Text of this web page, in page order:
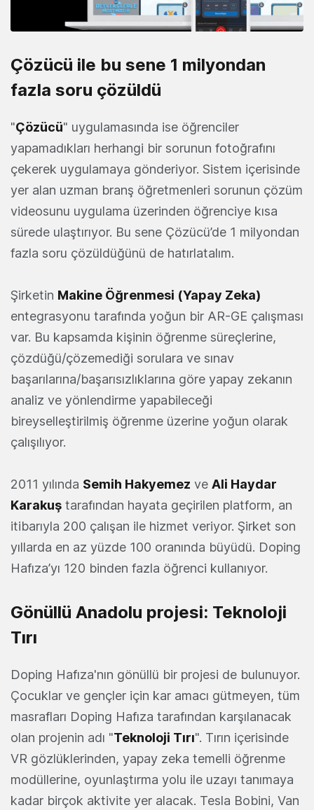
Çözücü ile bu sene 1 milyondan
fazla soru çözüldü
"Çözücü" uygulamasında ise öğrenciler
yapamadıkları herhangi bir sorunun fotoğrafını
çekerek uygulamaya gönderiyor. Sistem içerisinde
yer alan uzman branş öğretmenleri sorunun çözüm
videosunu uygulama üzerinden öğrenciye kısa
sürede ulaştırıyor. Bu sene Çözücü’de 1 milyondan
fazla soru çözüldüğünü de hatırlatalım.
Şirketin Makine Öğrenmesi (Yapay Zeka)
entegrasyonu tarafında yoğun bir AR-GE çalışması
var. Bu kapsamda kişinin öğrenme süreçlerine,
çözdüğü/çözemediği sorulara ve sınav
başarılarına/başarısızlıklarına göre yapay zekanın
analiz ve yönlendirme yapabileceği
bireyselleştirilmiş öğrenme üzerine yoğun olarak
çalışılıyor.
2011 yılında Semih Hakyemez ve Ali Haydar
Karakuş tarafından hayata geçirilen platform, an
itibarıyla 200 çalışan ile hizmet veriyor. Şirket son
yıllarda en az yüzde 100 oranında büyüdü. Doping
Hafıza’yı 120 binden fazla öğrenci kullanıyor.
Gönüllü Anadolu projesi: Teknoloji
Tırı
Doping Hafıza'nın gönüllü bir projesi de bulunuyor.
Çocuklar ve gençler için kar amacı gütmeyen, tüm
masrafları Doping Hafıza tarafından karşılanacak
olan projenin adı "Teknoloji Tırı". Tırın içerisinde
VR gözlüklerinden, yapay zeka temelli öğrenme
modüllerine, oyunlaştırma yolu ile uzayı tanımaya
kadar birçok aktivite yer alacak. Tesla Bobini, Van